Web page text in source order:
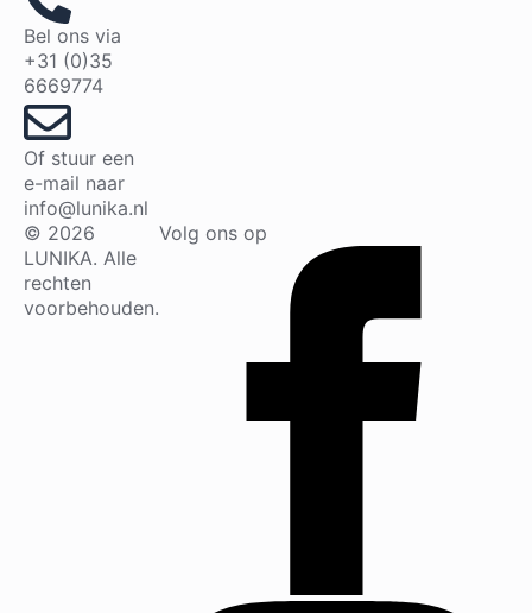
Bel ons via
+31 (0)35
6669774
Of stuur een
e-mail naar
info@lunika.nl
© 2026
LUNIKA. Alle
rechten
voorbehouden.
Volg ons op